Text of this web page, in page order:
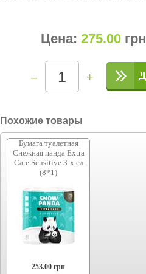
Цена: 275.00 грн
– +
Похожие товары
Бумага туалетная
Снежная панда Extra
Care Sensitive 3-х сл
(8*1)
253.00 грн